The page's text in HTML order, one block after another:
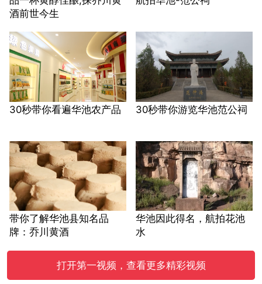
酒前世今生
30秒带你看遍华池农产品 30秒带你游览华池范公祠
带你了解华池县知名品
牌：乔川黄酒
华池因此得名，航拍花池
水
打开第一视频，查看更多精彩视频